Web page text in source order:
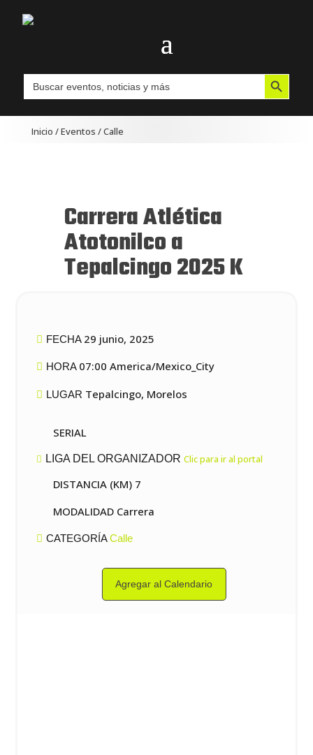
Buscar: Botón de búsqueda
Inicio /Eventos /Calle
Carrera Atlética
Atotonilco a
Tepalcingo 2025 K
FECHA 29 junio, 2025
HORA 07:00 America/Mexico_City
LUGAR Tepalcingo, Morelos
SERIAL
LIGA DEL ORGANIZADOR Clic para ir al portal
DISTANCIA (KM) 7
MODALIDAD Carrera
CATEGORÍACalle
Agregar al Calendario